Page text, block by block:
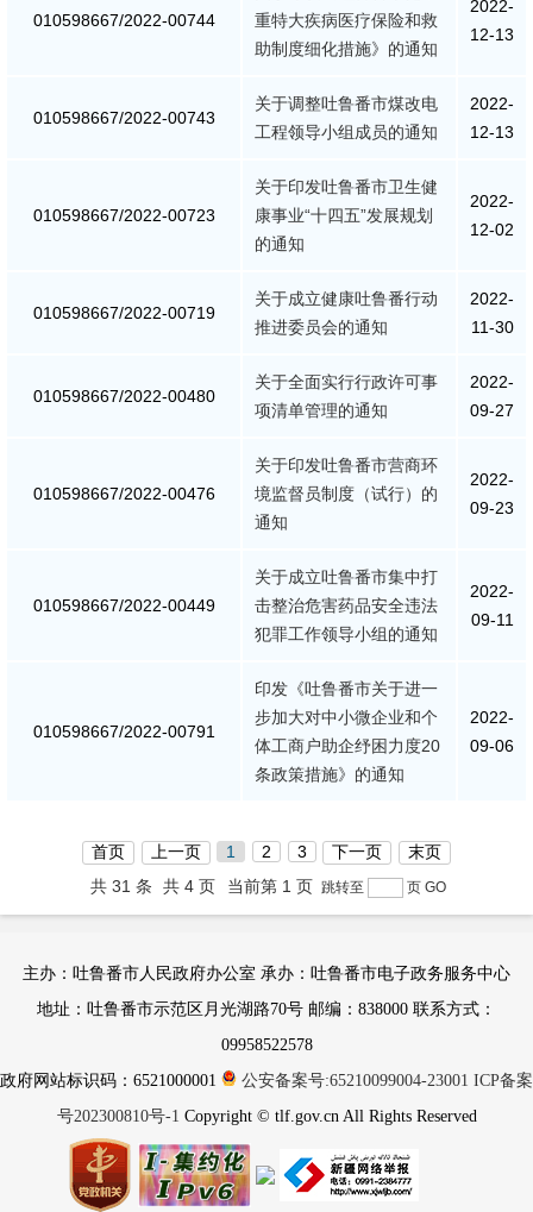
010598667/2022-00744
重特大疾病医疗保险和救
助制度细化措施》的通知
2022-
12-13
010598667/2022-00743
关于调整吐鲁番市煤改电
工程领导小组成员的通知
2022-
12-13
010598667/2022-00723
关于印发吐鲁番市卫生健
康事业“十四五”发展规划
的通知
2022-
12-02
010598667/2022-00719
关于成立健康吐鲁番行动
推进委员会的通知
2022-
11-30
010598667/2022-00480
关于全面实行行政许可事
项清单管理的通知
2022-
09-27
010598667/2022-00476
关于印发吐鲁番市营商环
境监督员制度（试行）的
通知
2022-
09-23
010598667/2022-00449
关于成立吐鲁番市集中打
击整治危害药品安全违法
犯罪工作领导小组的通知
2022-
09-11
010598667/2022-00791
印发《吐鲁番市关于进一
步加大对中小微企业和个
体工商户助企纾困力度20
条政策措施》的通知
2022-
09-06
首页 上一页 1 2 3 下一页
末页
共 31 条
共 4 页 当前第 1 页 跳转至 页 GO
主办：吐鲁番市人民政府办公室 承办：吐鲁番市电子政务服务中心
地址：吐鲁番市示范区月光湖路70号 邮编：838000 联系方式：
09958522578
政府网站标识码：6521000001
公安备案号:65210099004-23001 ICP备案
号202300810号-1 Copyright © tlf.gov.cn All Rights Reserved